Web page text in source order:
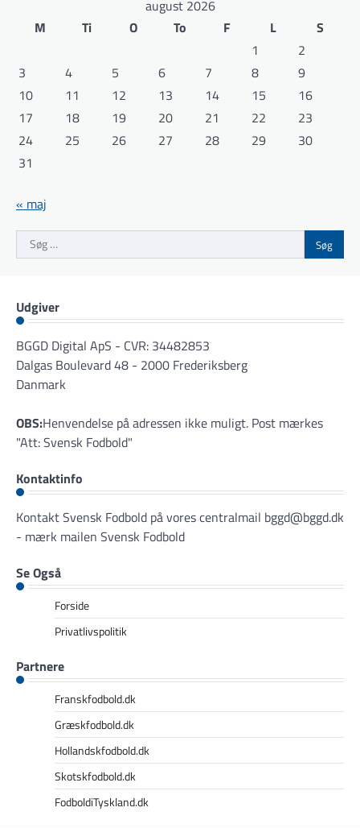
august 2026
M
Ti O To F L
S
1
2
3
4 5 6 7 8
9
10
11 12 13 14 15
16
17
18 19 20 21 22
23
24
25 26 27 28 29
30
31
« maj
Søg
efter:
Udgiver
BGGD Digital ApS - CVR: 34482853
Dalgas Boulevard 48 - 2000 Frederiksberg
Danmark
OBS:Henvendelse på adressen ikke muligt. Post mærkes
"Att: Svensk Fodbold"
Kontaktinfo
Kontakt Svensk Fodbold på vores centralmail bggd@bggd.dk
- mærk mailen Svensk Fodbold
Se Også
Forside
Privatlivspolitik
Partnere
Franskfodbold.dk
Græskfodbold.dk
Hollandskfodbold.dk
Skotskfodbold.dk
FodboldiTyskland.dk